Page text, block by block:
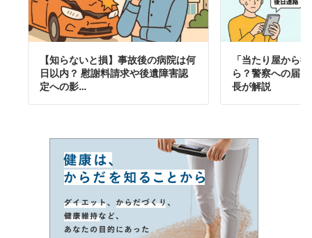
【知らないと損】事故後の病院は何
日以内？ 慰謝料請求や後遺障害認
定への影…
「当たり屋から
ら？警察への届
長が解説